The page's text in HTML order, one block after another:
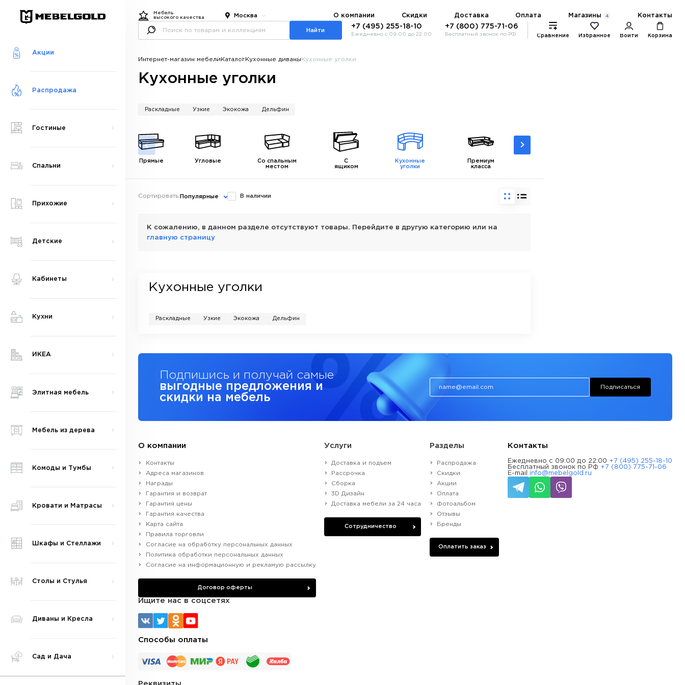
Акции
Распродажа
Гостиные
Спальни
Прихожие
Детские
Кабинеты
Кухни
ИКЕА
Элитная мебель
Мебель из дерева
Комоды и Тумбы
Кровати и Матрасы
Шкафы и Стеллажи
Столы и Стулья
Диваны и Кресла
Сад и Дача
Мебель
высокого качества
Москва О компании Скидки Доставка Оплата Магазины 4 Контакты
Найти
+7 (495) 255-18-10
Ежедневно с 09:00 до 22:00
+7 (800) 775-71-06
Бесплатный звонок по РФ Сравнение Избранное Войти Корзина
Интернет-магазин мебели КаталогКухонные диваны Кухонные уголки
Кухонные уголки
Раскладные Узкие Экокожа Дельфин
Прямые Угловые
Со спальным
местом
С
ящиком
Кухонные
уголки
Премиум
класса
Сортировать:Популярные В наличии
К сожалению, в данном разделе отсутствуют товары. Перейдите в другую категорию или на
главную страницу
Кухонные уголки
Раскладные Узкие Экокожа Дельфин
Подпишись и получай самые
выгодные предложения и
скидки на мебель
Подписаться
О компании
Контакты
Адреса магазинов
Награды
Гарантия и возврат
Гарантия цены
Гарантия качества
Карта сайта
Правила торговли
Согласие на обработку персональных данных
Политика обработки персональных данных
Согласие на информационную и рекламую рассылку
Договор оферты
Услуги
Доставка и подъем
Рассрочка
Сборка
3D Дизайн
Доставка мебели за 24 часа
Сотрудничество
Разделы
Распродажа
Скидки
Акции
Оплата
Фотоальбом
Отзывы
Бренды
Оплатить заказ
Контакты
Ежедневно с 09:00 до 22:00 +7 (495) 255-18-10
Бесплатный звонок по РФ +7 (800) 775-71-06
E-mail
info@mebelgold.ru
Ищите нас в соцсетях
Способы оплаты